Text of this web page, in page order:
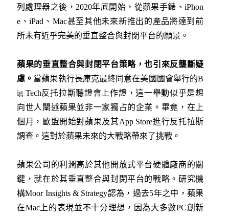
列處理器之後，2020年底開始，從蘋果手錶、iPhon
e、iPad、Mac甚至其他未來新推出的產品將達到前
所未有近乎完美的垂直整合與封閉平台的願景。
蘋果的垂直整合與封閉平台策略，也引來反壟斷疑
慮。 當蘋果執行長庫克最終同意在美國國會舉行的B
ig Tech反托拉斯聽證會上作證，這一舉動似乎是想
向世人闡述蘋果並非一家獨占的企業。畢竟，在上
個月，歐盟開始對蘋果及其App Store進行反托拉斯
調查。這對於蘋果未來的大戰略帶來了挑戰。
蘋果公司的利潤高於其他開放式平台硬體廠商的關
鍵，就在於其垂直整合與封閉平台的戰略。研究機
構Moor Insights & Strategy認為，過去5年之中，蘋果
在Mac上的表現並不十分理想，因為大多數PC創新